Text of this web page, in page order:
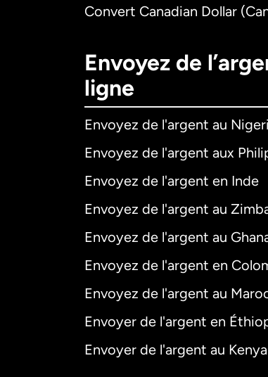
Convert Canadian Dollar
Envoyez de
ligne
Envoyez de l'argent au
Envoyez de l'argent aux
Envoyez de l'argent en Inde
Envoyez de l'argent au
Envoyez de l'argent au
Envoyez de l'argent en
Envoyez de l'argent au
Envoyer de l'argent en
Envoyer de l'argent au Kenya